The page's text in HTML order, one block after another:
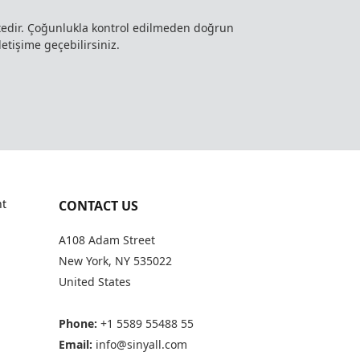
Çoğunlukla kontrol edilmeden doğrun
geçebilirsiniz.
CONTACT US
A108 Adam Street
New York, NY 535022
United States
Phone: +1 5589 55488 55
Email: info@sinyall.com